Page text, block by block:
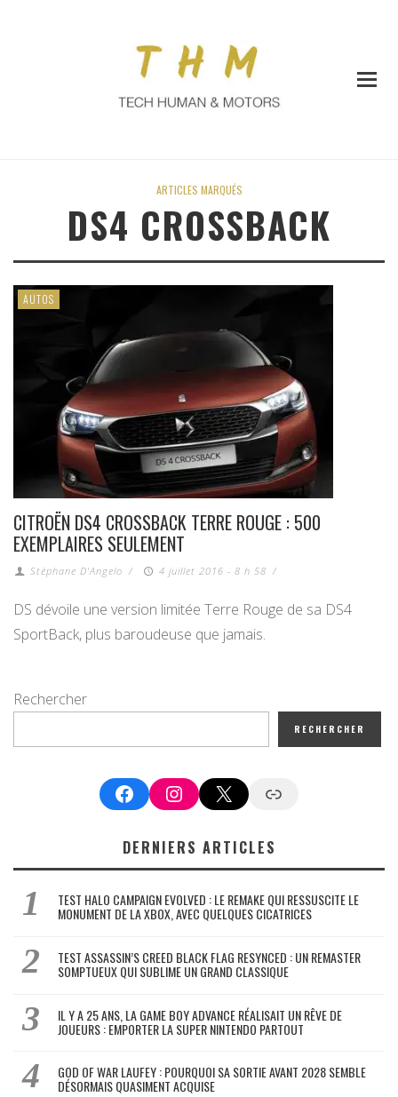
ARTICLES MARQUÉS
DS4 CROSSBACK
AUTOS
CITROËN DS4 CROSSBACK TERRE ROUGE : 500
EXEMPLAIRES SEULEMENT
Stéphane D'Angelo / 4 juillet 2016 - 8 h 58 /
DS dévoile une version limitée Terre Rouge de sa DS4
SportBack, plus baroudeuse que jamais.
Rechercher
RECHERCHER
FacebookInstagram
X Google News
DERNIERS ARTICLES
TEST HALO CAMPAIGN EVOLVED : LE REMAKE QUI RESSUSCITE LE
MONUMENT DE LA XBOX, AVEC QUELQUES CICATRICES
TEST ASSASSIN’S CREED BLACK FLAG RESYNCED : UN REMASTER
SOMPTUEUX QUI SUBLIME UN GRAND CLASSIQUE
IL Y A 25 ANS, LA GAME BOY ADVANCE RÉALISAIT UN RÊVE DE
JOUEURS : EMPORTER LA SUPER NINTENDO PARTOUT
GOD OF WAR LAUFEY : POURQUOI SA SORTIE AVANT 2028 SEMBLE
DÉSORMAIS QUASIMENT ACQUISE